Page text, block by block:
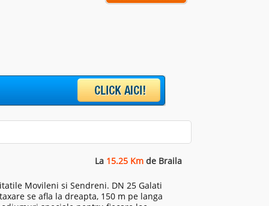
La 15.25 Kmde Braila
Movileni si Sendreni. DN 25 Galati
se afla la dreapta, 150 m pe langa